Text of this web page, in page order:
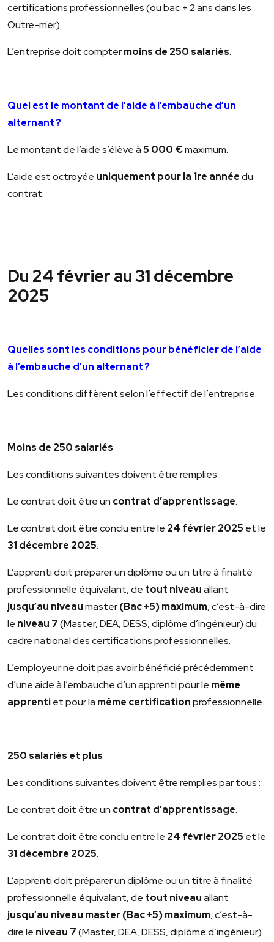
certifications professionnelles (ou bac + 2 ans dans les
Outre-mer).
L’entreprise doit comptermoins de 250 salariés.
Quel est le montant de l’aide à l’embauche d’un
alternant ?
Le montant de l’aide s’élève à5 000 €maximum.
L’aide est octroyée uniquement pour la 1re annéedu
contrat.
Du 24 février au 31 décembre
2025
Quelles sont les conditions pour bénéficier de l’aide
à l’embauche d’un alternant ?
Les conditions diffèrent selon l’effectif de l’entreprise.
Moins de 250 salariés
Les conditions suivantes doivent être remplies :
Le contrat doit être un contrat d’apprentissage.
Le contrat doit être conclu entre le 24 février 2025 et le
31 décembre 2025.
L’apprenti doit préparer un diplôme ou un titre à finalité
professionnelle équivalant, de tout niveauallant
jusqu’au niveaumaster(Bac +5) maximum, c’est-à-dire
le niveau 7(Master, DEA, DESS, diplôme d’ingénieur) du
cadre national des certifications professionnelles.
L’employeur ne doit pas avoir bénéficié précédemment
d’une aide à l’embauche d’un apprenti pour le même
apprentiet pour la même certificationprofessionnelle.
250 salariés et plus
Les conditions suivantes doivent être remplies par tous :
Le contrat doit être un contrat d’apprentissage.
Le contrat doit être conclu entre le 24 février 2025 et le
31 décembre 2025.
L’apprenti doit préparer un diplôme ou un titre à finalité
professionnelle équivalant, de tout niveauallant
jusqu’au niveau master (Bac +5) maximum, c’est-à-
dire le niveau 7(Master, DEA, DESS, diplôme d’ingénieur)